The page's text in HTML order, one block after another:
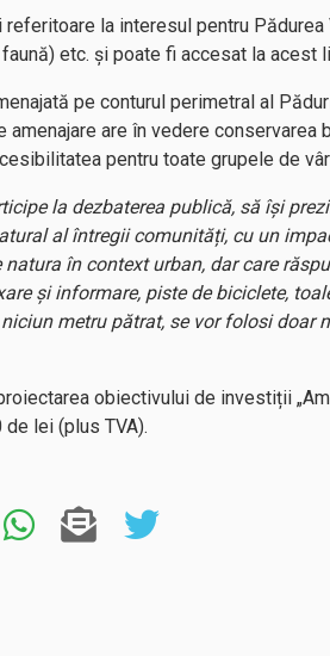
la interesul pentru
etc. și poate fi accesat la
pe conturul perimetral al
amenajare are în vedere
pentru toate grupele de
la dezbaterea publică, să își
al întregii comunități, cu un
în context urban, dar care
și informare, piste de biciclete,
metru pătrat, se vor folosi doar
obiectivului de investiții
lei (plus TVA).